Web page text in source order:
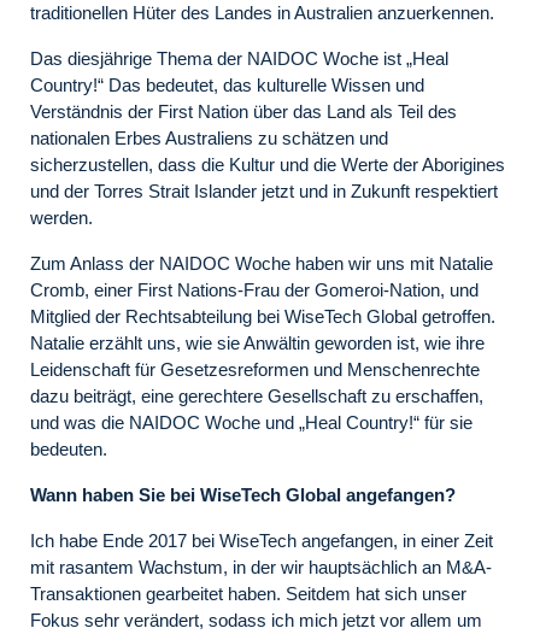
traditionellen Hüter des Landes in Australien anzuerkennen.
Das diesjährige Thema der NAIDOC Woche ist „Heal
Country!“ Das bedeutet, das kulturelle Wissen und
Verständnis der First Nation über das Land als Teil des
nationalen Erbes Australiens zu schätzen und
sicherzustellen, dass die Kultur und die Werte der Aborigines
und der Torres Strait Islander jetzt und in Zukunft respektiert
werden.
Zum Anlass der NAIDOC Woche haben wir uns mit Natalie
Cromb, einer First Nations-Frau der Gomeroi-Nation, und
Mitglied der Rechtsabteilung bei WiseTech Global getroffen.
Natalie erzählt uns, wie sie Anwältin geworden ist, wie ihre
Leidenschaft für Gesetzesreformen und Menschenrechte
dazu beiträgt, eine gerechtere Gesellschaft zu erschaffen,
und was die NAIDOC Woche und „Heal Country!“ für sie
bedeuten.
Wann haben Sie bei WiseTech Global angefangen?
Ich habe Ende 2017 bei WiseTech angefangen, in einer Zeit
mit rasantem Wachstum, in der wir hauptsächlich an M&A-
Transaktionen gearbeitet haben. Seitdem hat sich unser
Fokus sehr verändert, sodass ich mich jetzt vor allem um